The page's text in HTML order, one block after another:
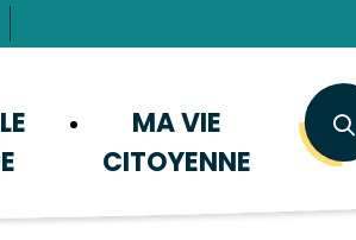
MA VIE
CITOYENNE